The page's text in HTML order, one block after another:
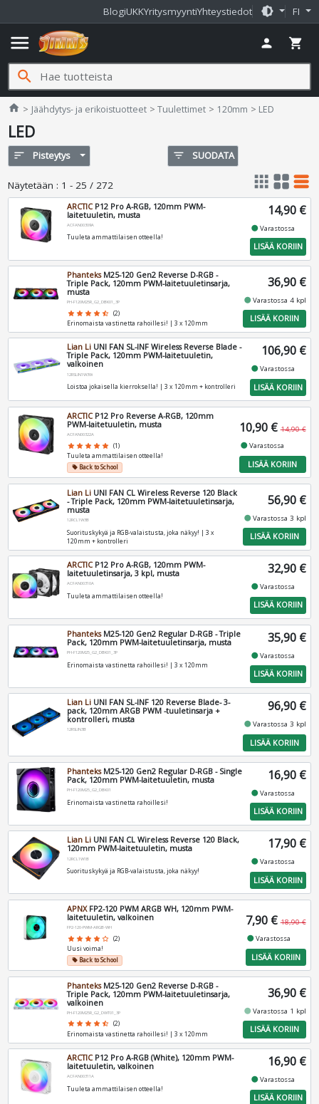
BlogiUKKYritysmyyntiYhteystiedot brightness_medium FI
menu person shopping_cart
search
home Jimms.fi
Jäähdytys- ja erikoistuotteet Tuulettimet 120mm LED
LED
sort Pisteytys filter_list SUODATA
Näytetään : 1 - 25 / 272 apps grid_view table_rows
ARCTICP12 Pro A-RGB, 120mm PWM-
laitetuuletin, musta
ACFAN00309A
Tuuleta ammattilaisen otteella!
14,90 €
fiber_manual_recordVarastossa
LISÄÄ KORIIN
PhanteksM25-120 Gen2 Reverse D-RGB -
Triple Pack, 120mm PWM-laitetuuletinsarja,
musta
PH-F120M25R_G2_DBK01_3P
star star star star star_half (2)
Erinomaista vastinetta rahoillesi! | 3 x 120mm
36,90 €
fiber_manual_recordVarastossa 4 kpl
LISÄÄ KORIIN
Lian Li UNI FAN SL-INF Wireless Reverse Blade -
Triple Pack, 120mm PWM-laitetuuletin,
valkoinen
12RSLIN1W3W
Loistoa jokaisella kierroksella! | 3 x 120mm + kontrolleri
106,90 €
fiber_manual_recordVarastossa
LISÄÄ KORIIN
ARCTICP12 Pro Reverse A-RGB, 120mm
PWM-laitetuuletin, musta
ACFAN00322A
star star star star star (1)
Tuuleta ammattilaisen otteella!
local_offerBack to School
10,90 € 14,90 €
fiber_manual_recordVarastossa
LISÄÄ KORIIN
Lian Li UNI FAN CL Wireless Reverse 120 Black
- Triple Pack, 120mm PWM-laitetuuletinsarja,
musta
12RCL1W3B
Suorituskykyä ja RGB-valaistusta, joka näkyy! | 3 x
120mm + kontrolleri
56,90 €
fiber_manual_recordVarastossa 3 kpl
LISÄÄ KORIIN
ARCTICP12 Pro A-RGB, 120mm PWM-
laitetuuletinsarja, 3 kpl, musta
ACFAN00310A
Tuuleta ammattilaisen otteella!
32,90 €
fiber_manual_recordVarastossa
LISÄÄ KORIIN
PhanteksM25-120 Gen2 Regular D-RGB - Triple
Pack, 120mm PWM-laitetuuletinsarja, musta
PH-F120M25_G2_DBK01_3P
Erinomaista vastinetta rahoillesi! | 3 x 120mm
35,90 €
fiber_manual_recordVarastossa
LISÄÄ KORIIN
Lian Li UNI FAN SL-INF 120 Reverse Blade- 3-
pack, 120mm ARGB PWM -tuuletinsarja +
kontrolleri, musta
12RSLIN3B
96,90 €
fiber_manual_recordVarastossa 3 kpl
LISÄÄ KORIIN
PhanteksM25-120 Gen2 Regular D-RGB - Single
Pack, 120mm PWM-laitetuuletin, musta
PH-F120M25_G2_DBK01
Erinomaista vastinetta rahoillesi!
16,90 €
fiber_manual_recordVarastossa
LISÄÄ KORIIN
Lian Li UNI FAN CL Wireless Reverse 120 Black,
120mm PWM-laitetuuletin, musta
12RCL1W1B
Suorituskykyä ja RGB-valaistusta, joka näkyy!
17,90 €
fiber_manual_recordVarastossa
LISÄÄ KORIIN
APNXFP2-120 PWM ARGB WH, 120mm PWM-
laitetuuletin, valkoinen
FP2-120-PWM-ARGB-WH
star star star star star_border (2)
Uusi voima!
local_offerBack to School
7,90 € 18,90 €
fiber_manual_recordVarastossa
LISÄÄ KORIIN
PhanteksM25-120 Gen2 Reverse D-RGB -
Triple Pack, 120mm PWM-laitetuuletinsarja,
valkoinen
PH-F120M25R_G2_DWT01_3P
star star star star star_half (2)
Erinomaista vastinetta rahoillesi! | 3 x 120mm
36,90 €
fiber_manual_recordVarastossa 1 kpl
LISÄÄ KORIIN
ARCTICP12 Pro A-RGB (White), 120mm PWM-
laitetuuletin, valkoinen
ACFAN00311A
Tuuleta ammattilaisen otteella!
16,90 €
fiber_manual_recordVarastossa
LISÄÄ KORIIN